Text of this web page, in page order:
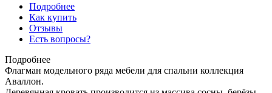
Подробнее
Как купить
Отзывы
Есть вопросы?
Подробнее
Флагман модельного ряда мебели для спальни коллекция
Аваллон.